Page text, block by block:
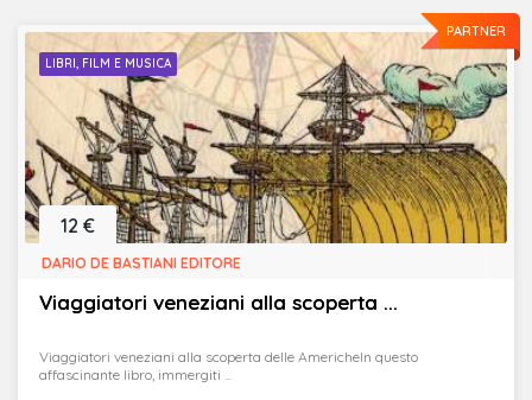
PARTNER
LIBRI, FILM E MUSICA
Viaggiatori veneziani alla scoperta ...
12 €
DARIO DE BASTIANI EDITORE
Viaggiatori veneziani alla scoperta delle AmericheIn questo
affascinante libro, immergiti ...